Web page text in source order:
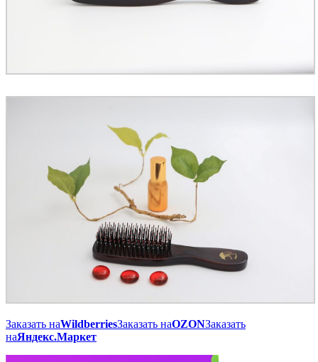
Заказать наWildberriesЗаказать наOZONЗаказать
наЯндекс.Маркет